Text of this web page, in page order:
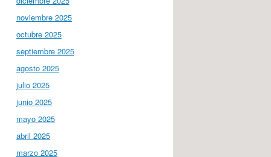
noviembre 2025
octubre 2025
septiembre 2025
agosto 2025
julio 2025
junio 2025
mayo 2025
abril 2025
marzo 2025